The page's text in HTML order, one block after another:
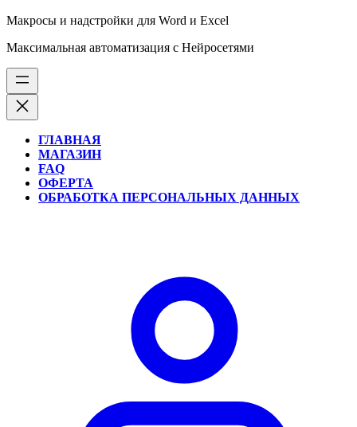
Макросы и надстройки для Word и Excel
Максимальная автоматизация с Нейросетями
ГЛАВНАЯ
МАГАЗИН
FAQ
ОФЕРТА
ОБРАБОТКА ПЕРСОНАЛЬНЫХ ДАННЫХ